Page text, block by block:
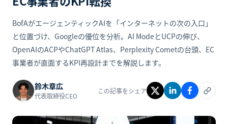
BofAがエージェンティックAIを「インターネットの次の入口」
と位置づけ、Googleの優位を分析。AI ModeとUCPの伸び、
OpenAIのACPやChatGPT Atlas、Perplexity Cometの台頭、EC
事業者が直面するKPI再設計までを解説します。
鈴木章広
代表取締役CEO
この記事をシェア